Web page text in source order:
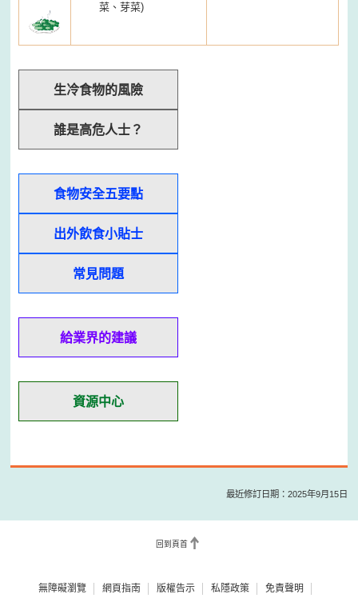
菜、芽菜)
生冷食物的風險
誰是高危人士？
食物安全五要點
出外飲食小貼士
常見問題
給業界的建議
資源中心
最近修訂日期：2025年9月15日
回到頁首
無障礙瀏覽 網頁指南 版權告示 私隱政策 免責聲明